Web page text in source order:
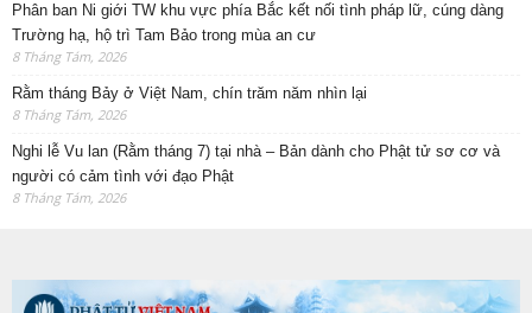
Phân ban Ni giới TW khu vực phía Bắc kết nối tình pháp lữ, cúng dàng
Trường hạ, hộ trì Tam Bảo trong mùa an cư
8 Tháng Tám, 2026
Rằm tháng Bảy ở Việt Nam, chín trăm năm nhìn lại
8 Tháng Tám, 2026
Nghi lễ Vu lan (Rằm tháng 7) tại nhà – Bản dành cho Phật tử sơ cơ và
người có cảm tình với đạo Phật
8 Tháng Tám, 2026